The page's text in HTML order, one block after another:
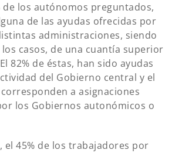
de los autónomos preguntados,
de las ayudas ofrecidas por
administraciones, siendo
los casos, de una cuantía superior
82% de éstas, han sido ayudas
del Gobierno central y el
a asignaciones
los Gobiernos autonómicos o
el 45% de los trabajadores por